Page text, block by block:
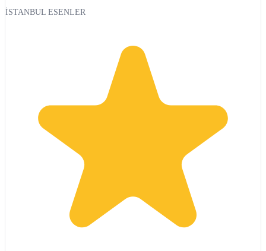
İSTANBUL ESENLER